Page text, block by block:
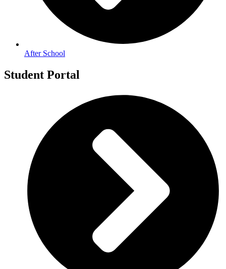
After School
Student Portal